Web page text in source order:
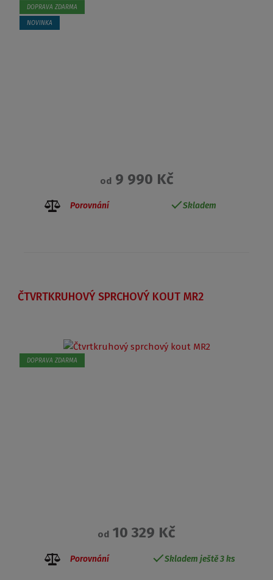
DOPRAVA ZDARMA
NOVINKA
od9 990 Kč
Porovnání Skladem
ČTVRTKRUHOVÝ SPRCHOVÝ KOUT MR2
DOPRAVA ZDARMA
od 10 329 Kč
Porovnání Skladem ještě 3 ks